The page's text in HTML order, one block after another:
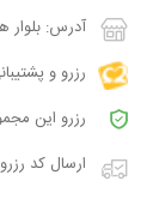
آدرس: بلوار هفت
رزرو و
رزرو این
ارسال کد